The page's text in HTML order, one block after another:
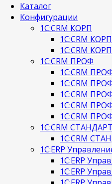
Каталог
Конфигурации
1С:CRM КОРП
1С:CRM
1С:CRM
1С:CRM ПРОФ
1С:CRM
1С:CRM
1С:CRM
1С:CRM
1С:CRM
1С:CRM СТАНДАРТ
1С:CRM
1С:ERP
1С:ERP
1С:ERP